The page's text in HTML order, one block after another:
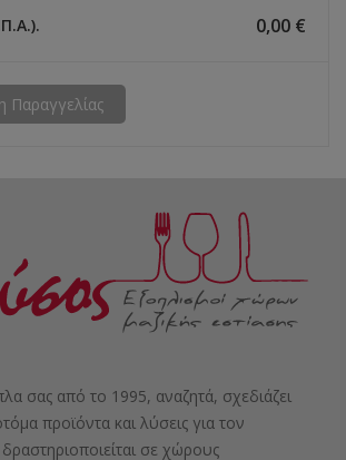
0,00 €
σας από το 1995, αναζητά, σχεδιάζει
προϊόντα και λύσεις για τον
σε χώρους